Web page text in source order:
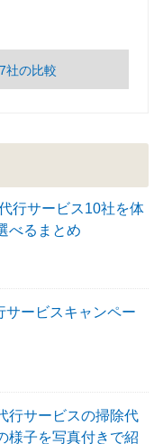
社の比較
行サービス10社を体
べるまとめ
サービスキャンペー
行サービスの掃除代
様子を写真付きで紹